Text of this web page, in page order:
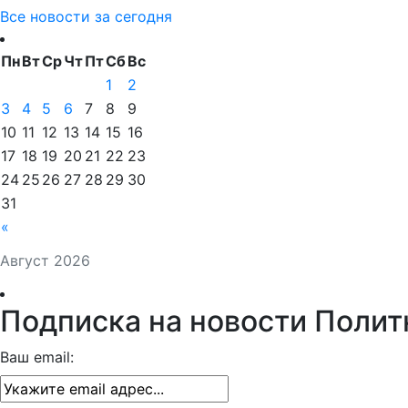
Все новости за сегодня
Август 2026
ПнВтСрЧтПтСбВс
«
1
2
3
4 5 6 7 8
9
10 11 12 13 14 15 16
17 18 19 20 21 22 23
24 25 26 27 28 29 30
31
Подписка на новости
Ваш email: